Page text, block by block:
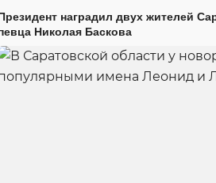
наградил двух жителей
Николая Баскова